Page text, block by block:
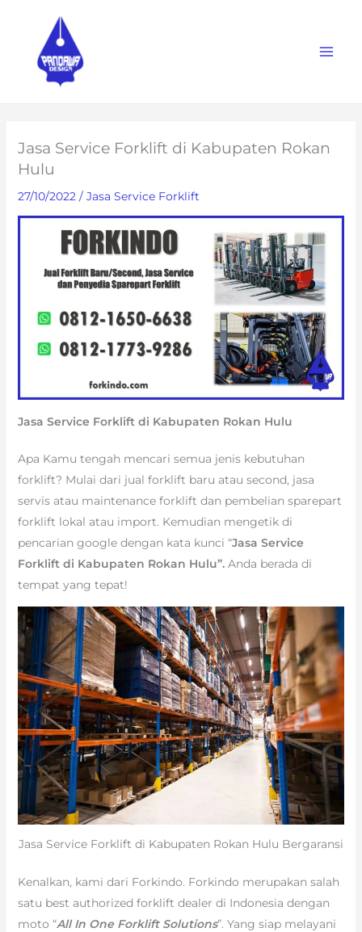
content
Jasa Service Forklift di Kabupaten Rokan
Hulu
27/10/2022 / Jasa Service Forklift
Jasa Service Forklift di Kabupaten Rokan Hulu
Apa Kamu tengah mencari semua jenis kebutuhan
forklift? Mulai dari jual forklift baru atau second, jasa
servis atau maintenance forklift dan pembelian sparepart
forklift lokal atau import. Kemudian mengetik di
pencarian google dengan kata kunci “Jasa Service
Forklift di Kabupaten Rokan Hulu”. Anda berada di
tempat yang tepat!
Jasa Service Forklift di Kabupaten Rokan Hulu Bergaransi
Kenalkan, kami dari Forkindo. Forkindo merupakan salah
satu best authorized forklift dealer di Indonesia dengan
moto “All In One Forklift Solutions”. Yang siap melayani